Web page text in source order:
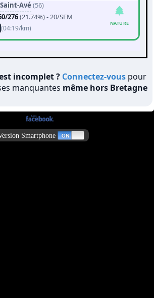
Saint-Avé (56)
276(21.74%) - 20/SEM
(04:19/km)
NATURE
incomplet ? Connectez-vous pour
manquantes même hors Bretagne
Smartphone